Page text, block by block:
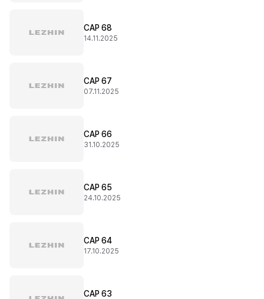
CAP 68
14.11.2025
CAP 67
07.11.2025
CAP 66
31.10.2025
CAP 65
24.10.2025
CAP 64
17.10.2025
CAP 63